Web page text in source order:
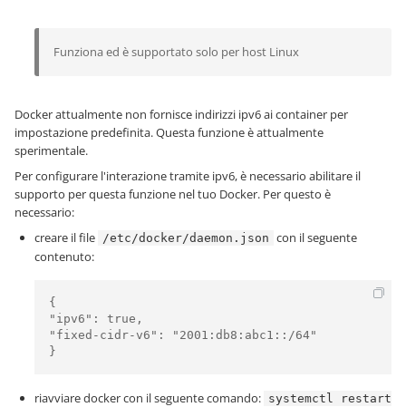
Funziona ed è supportato solo per host Linux
Docker attualmente non fornisce indirizzi ipv6 ai container per
impostazione predefinita. Questa funzione è attualmente
sperimentale.
Per configurare l'interazione tramite ipv6, è necessario abilitare il
supporto per questa funzione nel tuo Docker. Per questo è
necessario:
creare il file /etc/docker/daemon.json con il seguente
contenuto:
{
"ipv6": true,
"fixed-cidr-v6": "2001:db8:abc1::/64"
}
riavviare docker con il seguente comando: systemctl restart